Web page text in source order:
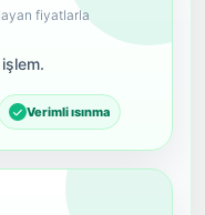
fiyatlarla
Verimli ısınma